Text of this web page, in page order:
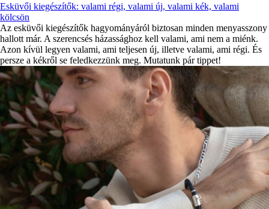
Esküvői kiegészítők: valami régi, valami új, valami kék, valami
kölcsön
Az esküvői kiegészítők hagyományáról biztosan minden menyasszony
hallott már. A szerencsés házassághoz kell valami, ami nem a miénk.
Azon kívül legyen valami, ami teljesen új, illetve valami, ami régi. És
persze a kékről se feledkezzünk meg. Mutatunk pár tippet!